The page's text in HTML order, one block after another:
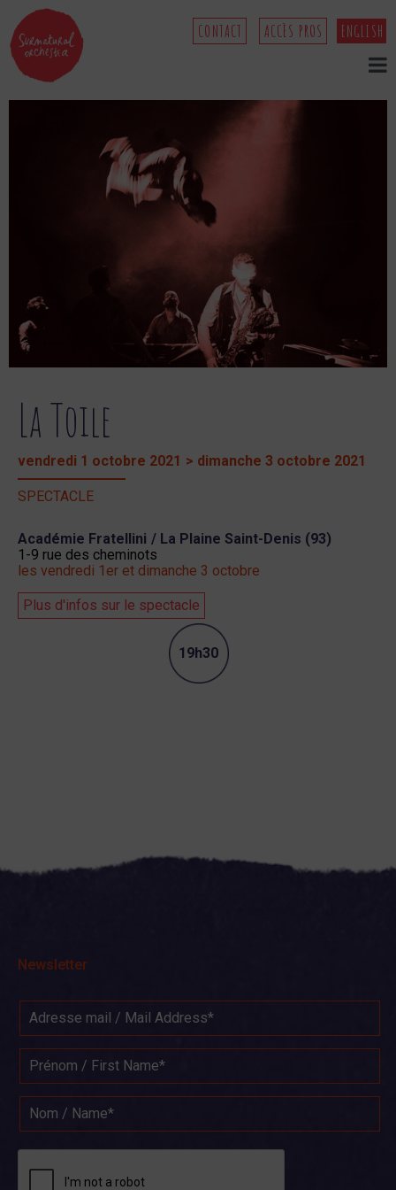
CONTACT ACCÈS PROS ENGLISH
La Toile
vendredi 1 octobre 2021 > dimanche 3 octobre 2021
SPECTACLE
Académie Fratellini / La Plaine Saint-Denis (93)
1-9 rue des cheminots
les vendredi 1er et dimanche 3 octobre
Plus d'infos sur le spectacle
19h30
Newsletter